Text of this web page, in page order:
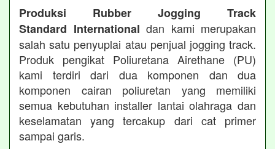
Produksi Rubber Jogging Track
Standard International dan kami merupakan
salah satu penyuplai atau penjual jogging track.
Produk pengikat Poliuretana Airethane (PU)
kami terdiri dari dua komponen dan dua
komponen cairan poliuretan yang memiliki
semua kebutuhan installer lantai olahraga dan
keselamatan yang tercakup dari cat primer
sampai garis.